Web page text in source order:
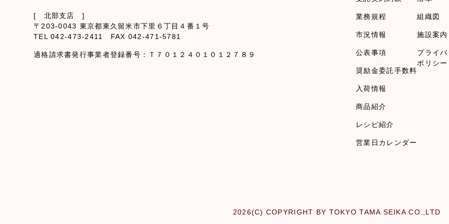
[ 北部支店 ]
〒203-0043 東京都東久留米市下里６丁目４番１号
TEL 042-473-2411 FAX 042-471-5781
適格請求書発行事業者登録番号：Ｔ７０１２４０１０１２７８９
業務規程
市況情報
公表事項
奨励金委託手数料
入荷情報
商品紹介
レシピ紹介
営業日カレンダー
組織図
施設案内
プライ
ポリシー
2026(C) COPYRIGHT BY TOKYO TAMA SEIKA CO.,LTD